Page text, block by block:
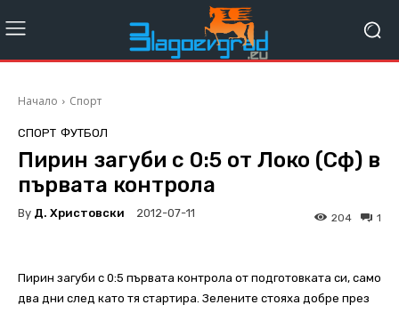
Начало Спорт
СПОРТ ФУТБОЛ
Пирин загуби с 0:5 от Локо (Сф) в
първата контрола
By Д. Христовски 2012-07-11 1
204
Пирин загуби с 0:5 първата контрола от подготовката си, само
два дни след като тя стартира. Зелените стояха добре през